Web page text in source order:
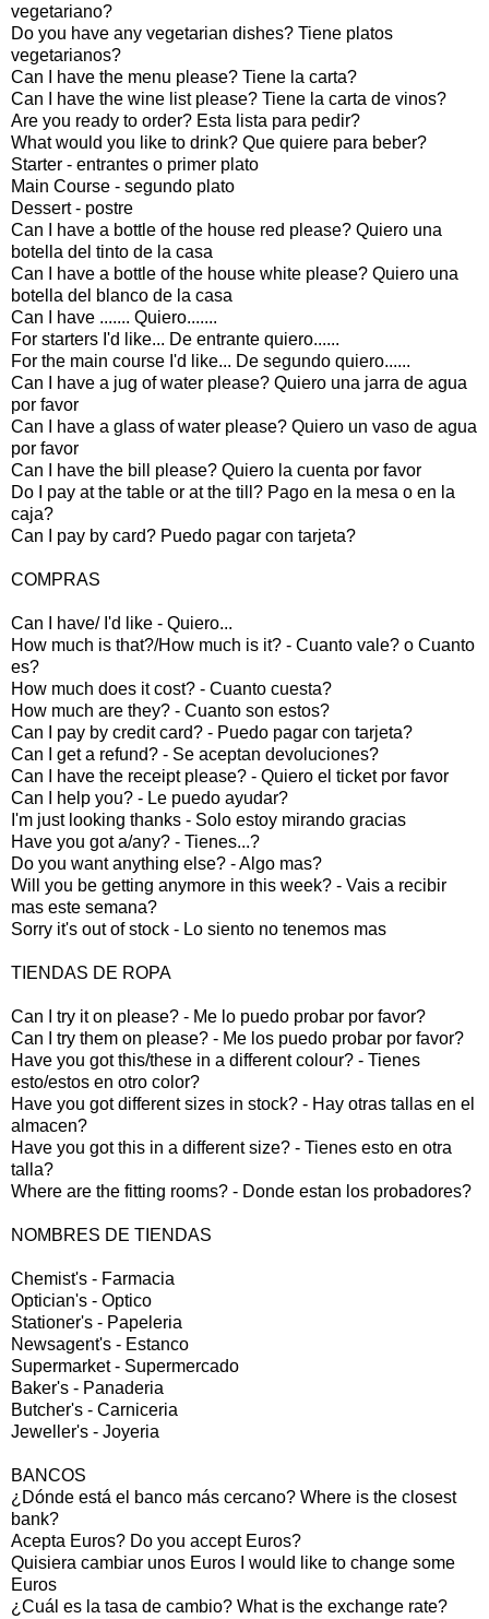
vegetariano?
Do you have any vegetarian dishes? Tiene platos
vegetarianos?
Can I have the menu please? Tiene la carta?
Can I have the wine list please? Tiene la carta de vinos?
Are you ready to order? Esta lista para pedir?
What would you like to drink? Que quiere para beber?
Starter - entrantes o primer plato
Main Course - segundo plato
Dessert - postre
Can I have a bottle of the house red please? Quiero una
botella del tinto de la casa
Can I have a bottle of the house white please? Quiero una
botella del blanco de la casa
Can I have ....... Quiero.......
For starters I'd like... De entrante quiero......
For the main course I'd like... De segundo quiero......
Can I have a jug of water please? Quiero una jarra de agua
por favor
Can I have a glass of water please? Quiero un vaso de agua
por favor
Can I have the bill please? Quiero la cuenta por favor
Do I pay at the table or at the till? Pago en la mesa o en la
caja?
Can I pay by card? Puedo pagar con tarjeta?
COMPRAS
Can I have/ I'd like - Quiero...
How much is that?/How much is it? - Cuanto vale? o Cuanto
es?
How much does it cost? - Cuanto cuesta?
How much are they? - Cuanto son estos?
Can I pay by credit card? - Puedo pagar con tarjeta?
Can I get a refund? - Se aceptan devoluciones?
Can I have the receipt please? - Quiero el ticket por favor
Can I help you? - Le puedo ayudar?
I'm just looking thanks - Solo estoy mirando gracias
Have you got a/any? - Tienes...?
Do you want anything else? - Algo mas?
Will you be getting anymore in this week? - Vais a recibir
mas este semana?
Sorry it's out of stock - Lo siento no tenemos mas
TIENDAS DE ROPA
Can I try it on please? - Me lo puedo probar por favor?
Can I try them on please? - Me los puedo probar por favor?
Have you got this/these in a different colour? - Tienes
esto/estos en otro color?
Have you got different sizes in stock? - Hay otras tallas en el
almacen?
Have you got this in a different size? - Tienes esto en otra
talla?
Where are the fitting rooms? - Donde estan los probadores?
NOMBRES DE TIENDAS
Chemist's - Farmacia
Optician's - Optico
Stationer's - Papeleria
Newsagent's - Estanco
Supermarket - Supermercado
Baker's - Panaderia
Butcher's - Carniceria
Jeweller's - Joyeria
BANCOS
¿Dónde está el banco más cercano? Where is the closest
bank?
Acepta Euros? Do you accept Euros?
Quisiera cambiar unos Euros I would like to change some
Euros
¿Cuál es la tasa de cambio? What is the exchange rate?